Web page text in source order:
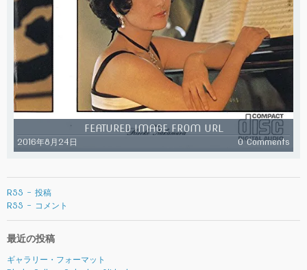
FEATURED IMAGE FROM URL
2016年8月24日 0 Comments
RSS - 投稿
RSS - コメント
最近の投稿
ギャラリー・フォーマット